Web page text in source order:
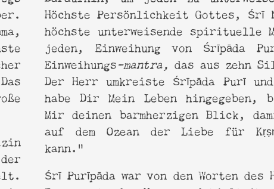
Höchste Persönlichkeit Gottes, Śrī
höchste unterweisende spirituelle
jeden, Einweihung von Śrīpāda
Einweihungs-mantra, das aus zehn
Der Herr umkreiste Śrīpāda Purī
habe Dir Mein Leben hingegeben,
Mir deinen barmherzigen Blick,
auf dem Ozean der Liebe für
kann.“
Śrī Purīpāda war von den Worten des